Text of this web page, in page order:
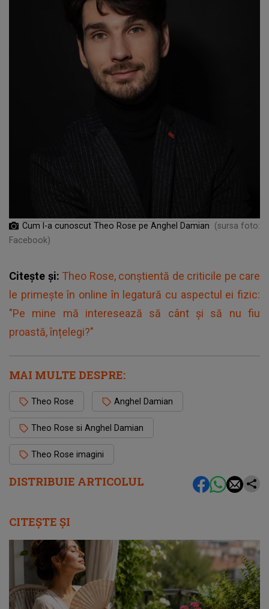
DISTRIBUIE ARTICOLUL
Cum l-a cunoscut Theo Rose pe Anghel Damian
(sursa foto:
Facebook)
Citește și: Theo Rose, conștientă de criticile pe care
le primește în online în legatură cu aspectul ei fizic:
"Pe mine mă interesează să cânt și să nu fiu
proastă, înțelegi?"
MAI MULTE DESPRE:
Theo Rose Anghel Damian
Theo Rose si Anghel Damian
Theo Rose imagini
CITEȘTE ȘI